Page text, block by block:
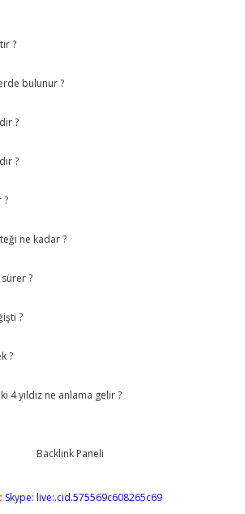
?
bulunur ?
?
?
?
ne kadar ?
?
?
?
4 yıldız ne anlama gelir ?
Skype: live:.cid.575569c608265c69